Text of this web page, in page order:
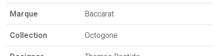
Marque Baccarat
Collection Octogone